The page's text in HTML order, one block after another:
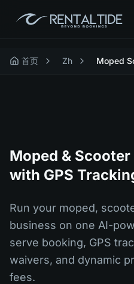
首页 Zh Moped
Moped &
with GPS
Run your moped,
business on one AI-
serve booking, GPS
waivers, and dynamic
fees.